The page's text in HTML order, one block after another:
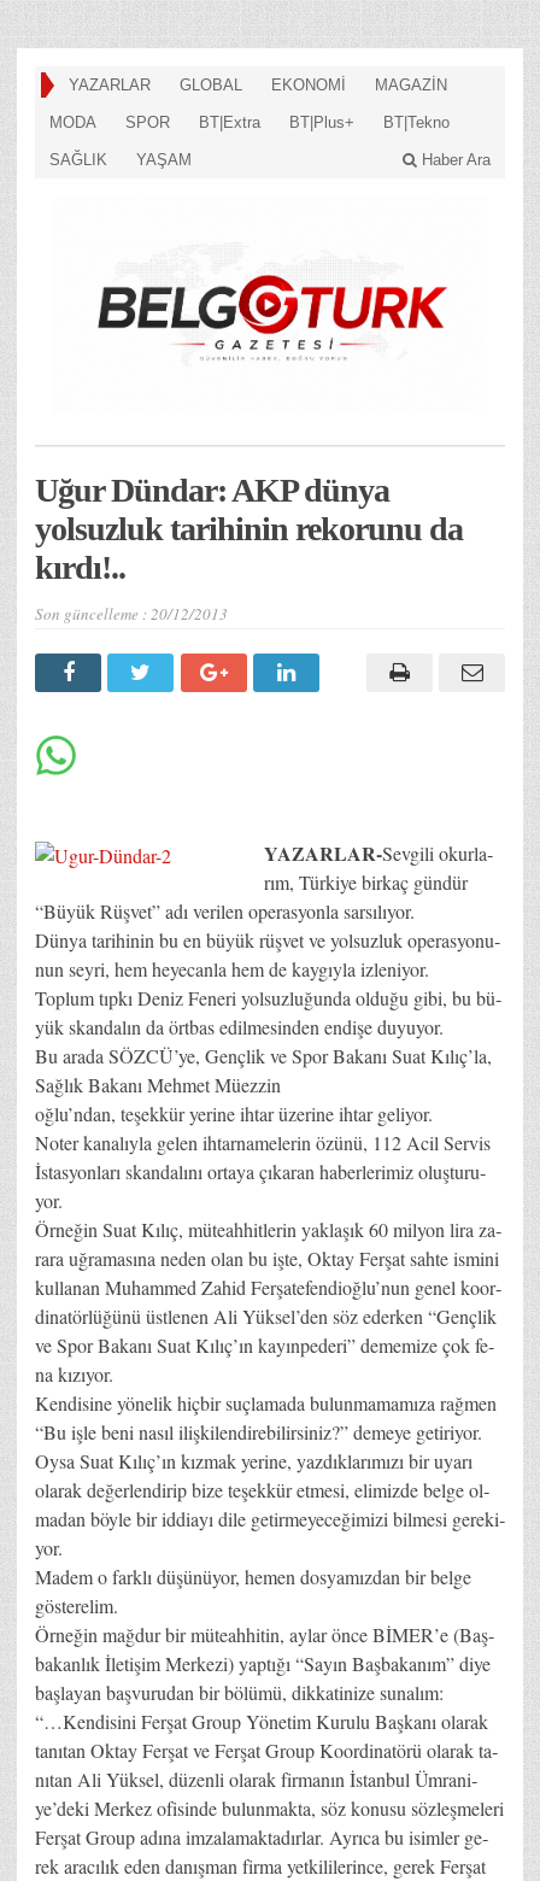
YAZARLAR GLOBAL EKONOMİ MAGAZİN
MODA SPOR BT|Extra BT|Plus+ BT|Tekno
SAĞLIK YAŞAM Haber Ara
Uğur Dündar: AKP dünya
yolsuzluk ta­ri­hi­nin re­ko­ru­nu da
kır­dı!..
Son güncelleme :20/12/2013
YAZARLAR-Sev­gi­li okur­la­
rım, Tür­ki­ye bir­kaç gün­dür
“Bü­yük Rüş­ve­t” adı ve­ri­len ope­ras­yon­la sar­sı­lı­yor.
Dünya ta­ri­hi­nin bu en bü­yük rüş­vet ve yol­suz­luk ope­ras­yo­nu­
nun sey­ri, hem he­ye­can­la hem de kay­gıy­la iz­le­ni­yor.
Top­lum tıp­kı De­niz Fe­ne­ri yol­suz­lu­ğun­da ol­du­ğu gi­bi, bu bü­
yük skan­da­lın da ört­bas edil­me­sin­den en­di­şe du­yu­yor.
Bu ara­da SÖZ­CÜ­’ye, Genç­lik ve Spor Ba­ka­nı Su­at Kı­lı­ç’­la,
Sağ­lık Ba­ka­nı Meh­met Mü­ez­zin
oğ­lu­’n­dan, te­şek­kür ye­ri­ne ih­tar üze­ri­ne ih­tar ge­li­yor.
No­ter ka­na­lıy­la ge­len ih­tar­na­me­le­rin özü­nü, 112 Acil Ser­vis
İs­tas­yon­la­rı skan­da­lı­nı or­ta­ya çı­ka­ran ha­ber­le­ri­miz oluş­tu­ru­
yor.
Ör­ne­ğin Su­at Kı­lıç, mü­te­ah­hit­le­rin yak­la­şık 60 mil­yon li­ra za­
ra­ra uğ­ra­ma­sı­na ne­den olan bu iş­te, Ok­tay Fer­şat sah­te is­mi­ni
kul­la­nan Mu­ham­med Za­hid Fer­şa­te­fen­di­oğ­lu­’nun ge­nel ko­or­
di­na­tör­lü­ğü­nü üst­le­nen Ali Yük­se­l’­den söz eder­ken “Genç­lik
ve Spor Ba­ka­nı Su­at Kı­lı­ç’­ın ka­yın­pe­de­ri­” de­me­mi­ze çok fe­
na kı­zı­yor.
Ken­di­si­ne yö­ne­lik hiç­bir suç­la­ma­da bu­lun­ma­ma­mı­za rağ­men
“Bu iş­le be­ni na­sıl iliş­ki­len­di­re­bi­lir­si­niz?” de­me­ye ge­ti­ri­yor.
Oy­sa Su­at Kı­lı­ç’­ın kız­mak ye­ri­ne, yaz­dık­la­rı­mı­zı bir uya­rı
ola­rak de­ğer­len­di­rip bi­ze te­şek­kür et­me­si, eli­miz­de bel­ge ol­
ma­dan böy­le bir id­di­ayı di­le ge­tir­me­ye­ce­ği­mi­zi bil­me­si ge­re­ki­
yor.
Ma­dem o fark­lı dü­şü­nü­yor, he­men dos­ya­mız­dan bir bel­ge
gös­te­re­lim.
Ör­ne­ğin mağ­dur bir mü­te­ah­hi­tin, ay­lar ön­ce Bİ­ME­R’­e (Baş­
ba­kan­lık İle­ti­şim Mer­ke­zi) yap­tı­ğı “Sa­yın Baş­ba­ka­nı­m” di­ye
baş­la­yan baş­vu­ru­dan bir bö­lü­mü, dik­ka­ti­ni­ze su­na­lım:
“…Ken­di­si­ni Fer­şat Gro­up Yö­ne­tim Ku­ru­lu Baş­ka­nı ola­rak
ta­nı­tan Ok­tay Fer­şat ve Fer­şat Gro­up Ko­or­di­na­tö­rü ola­rak ta­
nı­tan Ali Yük­sel, dü­zen­li ola­rak fir­ma­nın İs­tan­bul Üm­ra­ni­
ye­’de­ki Mer­kez ofi­sin­de bu­lun­mak­ta, söz ko­nu­su söz­leş­me­le­ri
Fer­şat Gro­up adı­na im­za­la­mak­ta­dır­lar. Ay­rı­ca bu isim­ler ge­
rek ara­cı­lık eden da­nış­man fir­ma yet­ki­li­le­rin­ce, ge­rek Fer­şat